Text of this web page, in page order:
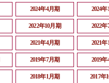
2024年4月期 2024
2022年10月期 2022
2021年4月期 2021
2019年7月期 2019
2018年1月期 2017年